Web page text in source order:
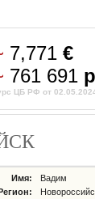
7,771€
761 691
ЦБ РФ от
Имя:
Вадим